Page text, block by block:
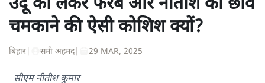
शंभुनाथ शुक्ल
शंभुनाथ शुक्ल की और स्टोरी पढ़ें